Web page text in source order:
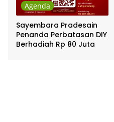
Agenda
Sayembara Pradesain
Penanda Perbatasan DIY
Berhadiah Rp 80 Juta